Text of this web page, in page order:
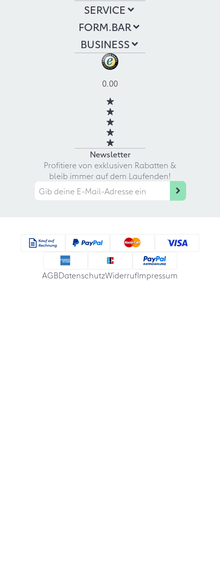
SERVICE
FORM.BAR
BUSINESS
0.00
Newsletter
Profitiere von exklusiven Rabatten &
bleib immer auf dem Laufenden!
AGBDatenschutzWiderrufImpressum